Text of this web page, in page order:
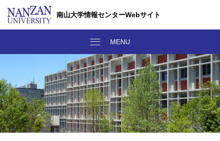
南山大学情報センターWebサイト